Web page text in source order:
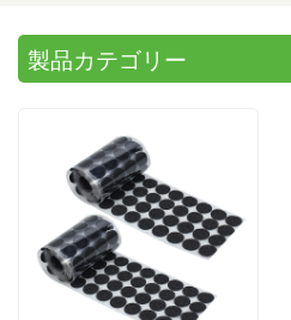
製品カテゴリー